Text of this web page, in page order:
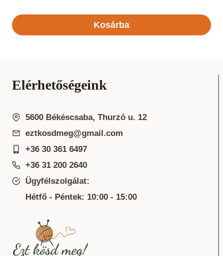
Kosárba
Elérhetőségeink
5600 Békéscsaba, Thurzó u. 12
eztkosdmeg@gmail.com
+36 30 361 6497
+36 31 200 2640
Ügyfélszolgálat:
Hétfő - Péntek: 10:00 - 15:00